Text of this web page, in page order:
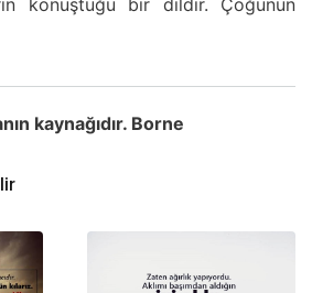
kaynağıdır. Borne